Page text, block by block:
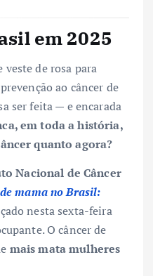
em 2025
veste de rosa para
ao câncer de
ser feita — e encarada
em toda a história,
quanto agora?
Nacional de Câncer
mama no Brasil:
nesta sexta-feira
O câncer de
mais mata mulheres